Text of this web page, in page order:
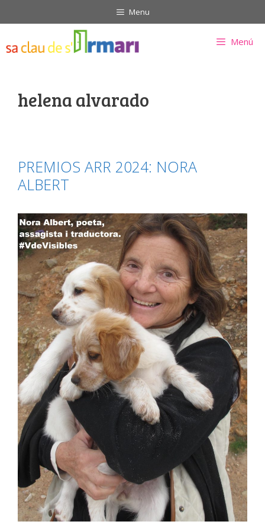
al
Menu
Menú
helena alvarado
PREMIOS ARR 2024: NORA
ALBERT